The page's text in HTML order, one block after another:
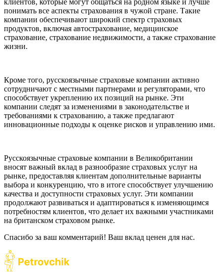
клиентов, которые могут общаться на родном языке и лучше
понимать все аспекты страхования в чужой стране. Такие
компании обеспечивают широкий спектр страховых
продуктов, включая автострахование, медицинское
страхование, страхование недвижимости, а также страхование
жизни.
Кроме того, русскоязычные страховые компании активно
сотрудничают с местными партнерами и регуляторами, что
способствует укреплению их позиций на рынке. Эти
компании следят за изменениями в законодательстве и
требованиями к страхованию, а также предлагают
инновационные подходы к оценке рисков и управлению ими.
Русскоязычные страховые компании в Великобритании
вносят важный вклад в разнообразие страховых услуг на
рынке, предоставляя клиентам дополнительные варианты
выбора и конкуренцию, что в итоге способствует улучшению
качества и доступности страховых услуг. Эти компании
продолжают развиваться и адаптироваться к изменяющимся
потребностям клиентов, что делает их важными участниками
на британском страховом рынке.
Спасибо за ваш комментарий! Ваш вклад ценен для нас.